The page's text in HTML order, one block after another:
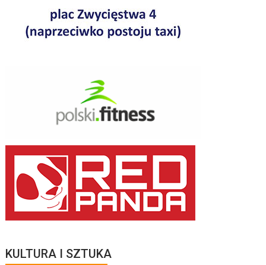
KULTURA I SZTUKA